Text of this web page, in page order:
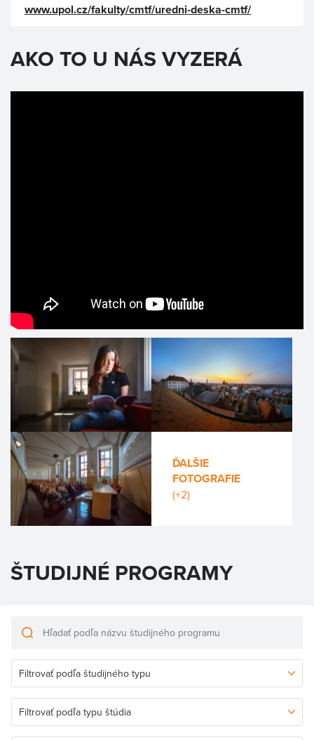
www.upol.cz/fakulty/cmtf/uredni-deska-cmtf/
AKO TO U NÁS VYZERÁ
ĎALŠIE
FOTOGRAFIE
(+2)
ŠTUDIJNÉ PROGRAMY